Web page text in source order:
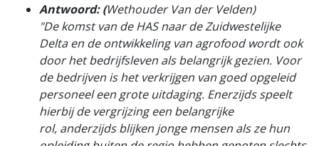
Antwoord: (Wethouder Van der Velden)
"De komst van de HAS naar de Zuidwestelijke
Delta en de ontwikkeling van agrofood wordt ook
door het bedrijfsleven als belangrijk gezien. Voor
de bedrijven is het verkrijgen van goed opgeleid
personeel een grote uitdaging. Enerzijds speelt
hierbij de vergrijzing een belangrijke
rol, anderzijds blijken jonge mensen als ze hun